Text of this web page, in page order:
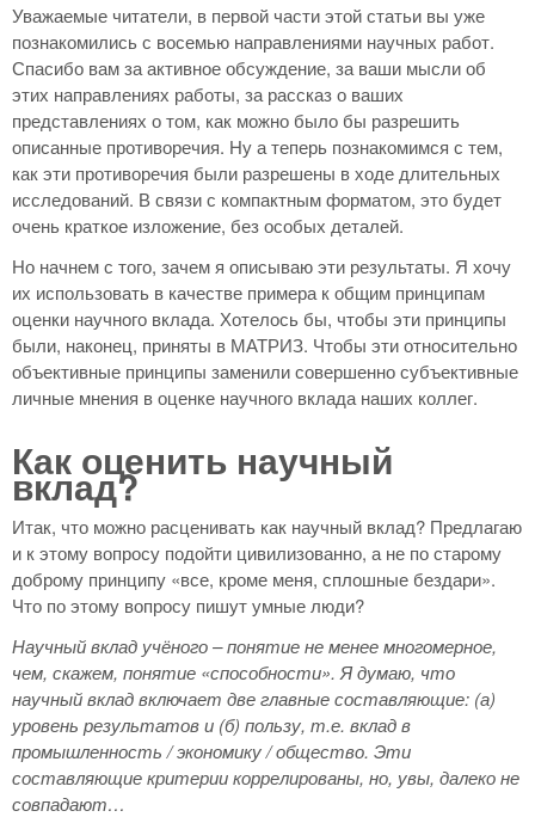
Уважаемые читатели, в первой части этой статьи вы уже
познакомились с восемью направлениями научных работ.
Спасибо вам за активное обсуждение, за ваши мысли об
этих направлениях работы, за рассказ о ваших
представлениях о том, как можно было бы разрешить
описанные противоречия. Ну а теперь познакомимся с тем,
как эти противоречия были разрешены в ходе длительных
исследований. В связи с компактным форматом, это будет
очень краткое изложение, без особых деталей.
Но начнем с того, зачем я описываю эти результаты. Я хочу
их использовать в качестве примера к общим принципам
оценки научного вклада. Хотелось бы, чтобы эти принципы
были, наконец, приняты в МАТРИЗ. Чтобы эти относительно
объективные принципы заменили совершенно субъективные
личные мнения в оценке научного вклада наших коллег.
Как оценить научный
вклад?
Итак, что можно расценивать как научный вклад? Предлагаю
и к этому вопросу подойти цивилизованно, а не по старому
доброму принципу «все, кроме меня, сплошные бездари».
Что по этому вопросу пишут умные люди?
Научный вклад учёного – понятие не менее многомерное,
чем, скажем, понятие «способности». Я думаю, что
научный вклад включает две главные составляющие: (а)
уровень результатов и (б) пользу, т.е. вклад в
промышленность / экономику / общество. Эти
составляющие критерии коррелированы, но, увы, далеко не
совпадают…